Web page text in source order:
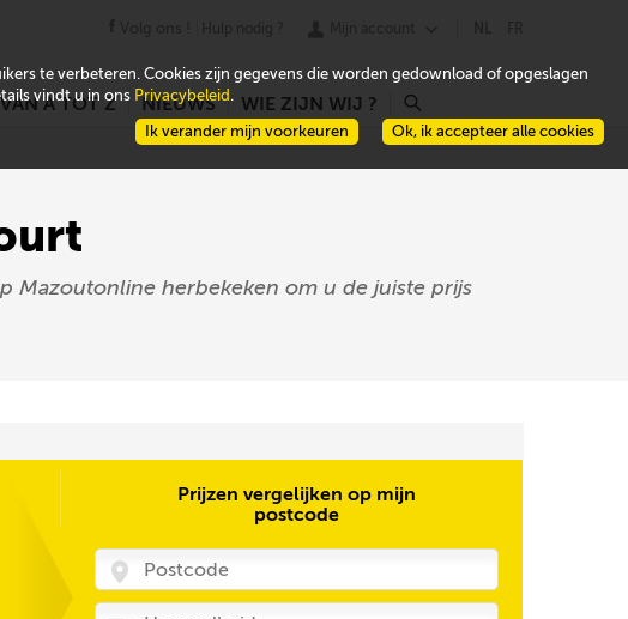
A TOT Z NIEUWS WIE ZIJN WIJ ? r
Mazoutonline herbekeken om u de juiste prijs
Prijzen vergelijken op mijn
postcode
te verbeteren. Cookies zijn gegevens die worden gedownload of opgeslagen
vindt u in ons Privacybeleid .
Ok, ik accepteer alle cookies
Ik verander mijn voorkeuren